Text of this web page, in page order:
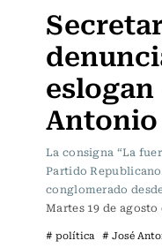
La consigna “La
Partido
conglomerado
Martes 19 de agosto
# política # José